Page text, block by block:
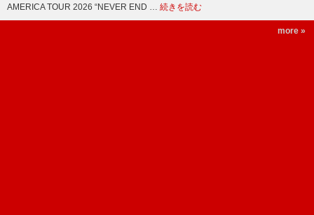
AMERICA TOUR 2026 “NEVER END … 続きを読む
more »